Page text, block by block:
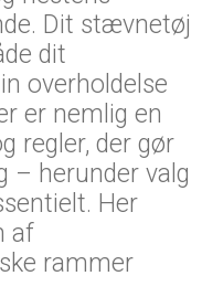
Dit stævnetøj
dit
overholdelse
er nemlig en
regler, der gør
– herunder valg
Her
af
rammer